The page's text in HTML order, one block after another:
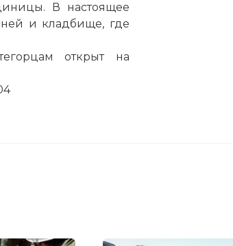
В настоящее
и кладбище, где
открыт на